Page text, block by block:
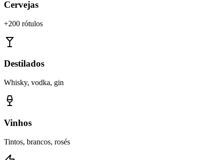
Cervejas
+200 rótulos
Destilados
Whisky, vodka, gin
Vinhos
Tintos, brancos, rosés